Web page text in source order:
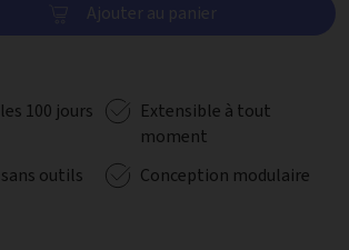
Ajouter au panier
100 jours
Extensible à tout
moment
outils
Conception modulaire